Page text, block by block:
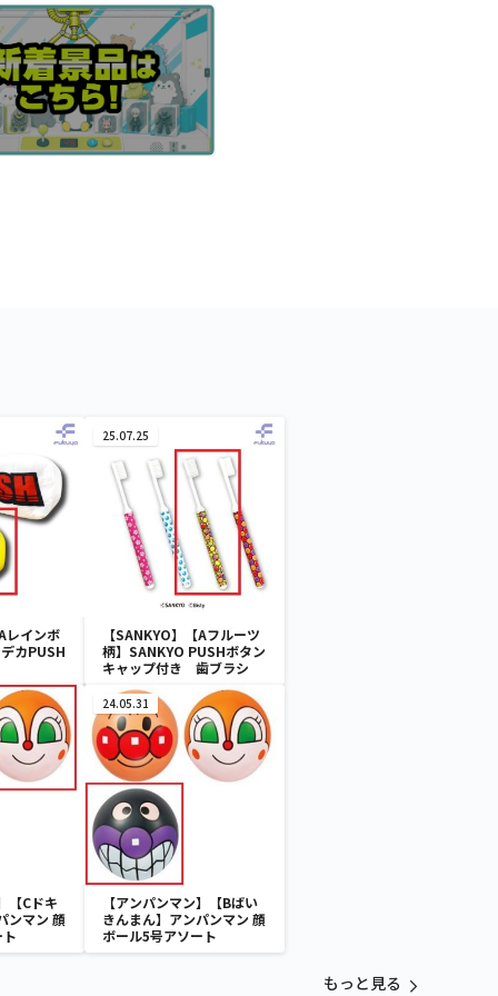
レインボ
カPUSH
25.07.25
【SANKYO】【Aフルーツ
柄】SANKYO PUSHボタン
キャップ付き 歯ブラシ
【Cドキ
ンマン 顔
24.05.31
【アンパンマン】【Bばい
きんまん】アンパンマン 顔
ボール5号アソート
もっと見る